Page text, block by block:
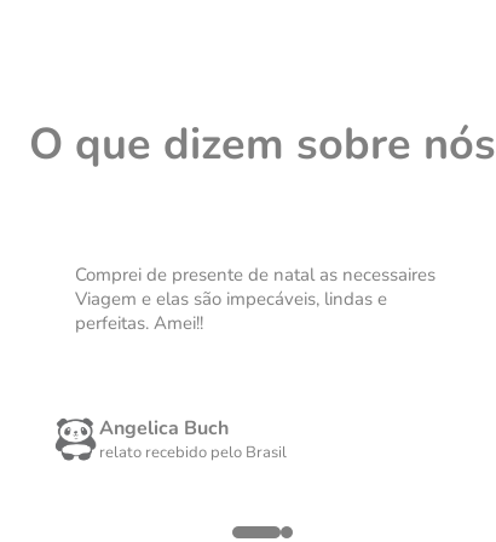
O que dizem sobre nós
Comprei de presente de natal as necessaires
Viagem e elas são impecáveis, lindas e
perfeitas. Amei!!
Angelica Buch
relato recebido pelo Brasil